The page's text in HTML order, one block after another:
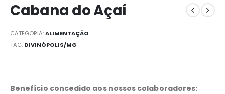
Cabana do Açaí
CATEGORIA:ALIMENTAÇÃO
TAG: DIVINÓPOLIS/MG
Benefício concedido aos nossos colaboradores: